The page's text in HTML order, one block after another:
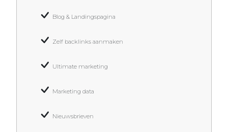
Blog & Landingspagina
Zelf backlinks aanmaken
Ultimate marketing
Marketing data
Nieuwsbrieven